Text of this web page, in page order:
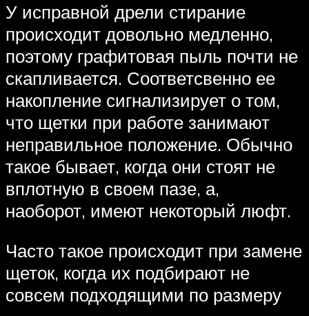
У исправной дрели стирание
происходит довольно медленно,
поэтому графитовая пыль почти не
скапливается. Соответсвенно ее
накопление сигнализирует о том,
что щетки при работе занимают
неправильное положение. Обычно
такое бывает, когда они стоят не
вплотную в своем пазе, а,
наоборот, имеют некоторый люфт.
Часто такое происходит при замене
щеток, когда их подбирают не
совсем подходящими по размеру